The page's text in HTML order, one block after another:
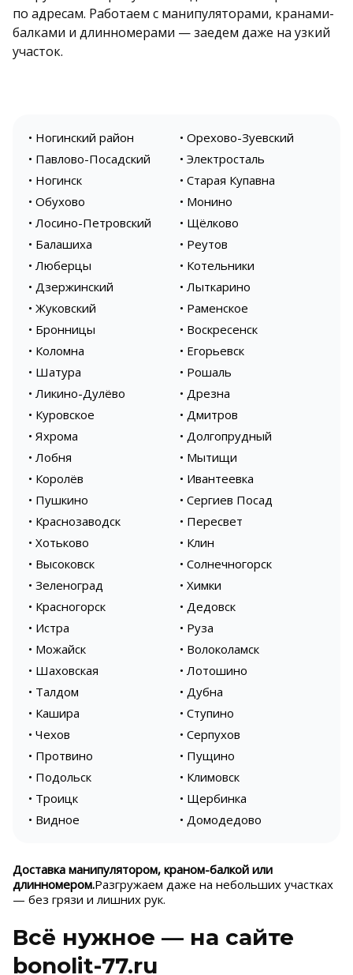
по адресам. Работаем с манипуляторами, кранами-
балками и длинномерами — заедем даже на узкий
участок.
• Ногинский район
• Орехово-Зуевский
• Павлово-Посадский
• Электросталь
• Ногинск
• Старая Купавна
• Обухово
• Монино
• Лосино-Петровский
• Щёлково
• Балашиха
• Реутов
• Люберцы
• Котельники
• Дзержинский
• Лыткарино
• Жуковский
• Раменское
• Бронницы
• Воскресенск
• Коломна
• Егорьевск
• Шатура
• Рошаль
• Ликино-Дулёво
• Дрезна
• Куровское
• Дмитров
• Яхрома
• Долгопрудный
• Лобня
• Мытищи
• Королёв
• Ивантеевка
• Пушкино
• Сергиев Посад
• Краснозаводск
• Пересвет
• Хотьково
• Клин
• Высоковск
• Солнечногорск
• Зеленоград
• Химки
• Красногорск
• Дедовск
• Истра
• Руза
• Можайск
• Волоколамск
• Шаховская
• Лотошино
• Талдом
• Дубна
• Кашира
• Ступино
• Чехов
• Серпухов
• Протвино
• Пущино
• Подольск
• Климовск
• Троицк
• Щербинка
• Видное
• Домодедово
Доставка манипулятором, краном-балкой или
длинномером.Разгружаем даже на небольших участках
— без грязи и лишних рук.
Всё нужное — на сайте
bonolit-77.ru